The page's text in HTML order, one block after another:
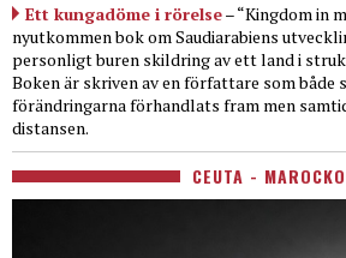
Ett kungadöme i rörelse– “Kingdom in
nyutkommen bok om Saudiarabiens
personligt buren skildring av ett land i
Boken är skriven av en författare som
förändringarna förhandlats fram men
distansen.
CEUTA - MAROCKO